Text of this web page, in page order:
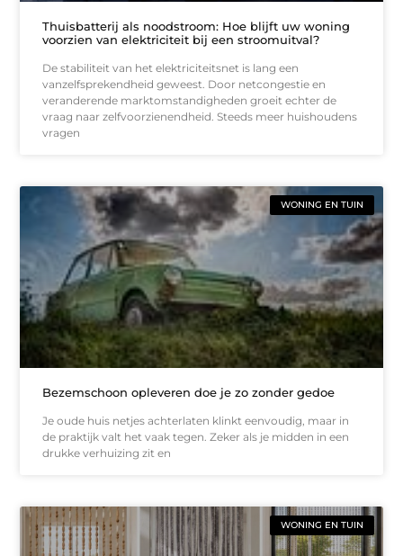
Thuisbatterij als noodstroom: Hoe blijft uw woning
voorzien van elektriciteit bij een stroomuitval?
De stabiliteit van het elektriciteitsnet is lang een
vanzelfsprekendheid geweest. Door netcongestie en
veranderende marktomstandigheden groeit echter de
vraag naar zelfvoorzienendheid. Steeds meer huishoudens
vragen
WONING EN TUIN
Bezemschoon opleveren doe je zo zonder gedoe
Je oude huis netjes achterlaten klinkt eenvoudig, maar in
de praktijk valt het vaak tegen. Zeker als je midden in een
drukke verhuizing zit en
WONING EN TUIN